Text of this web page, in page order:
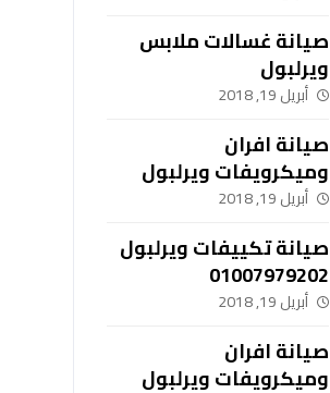
صيانة غسالات ملابس
ويرلبول
أبريل 19, 2018
صيانة افران
وميكرويفات ويرلبول
01007979202
أبريل 19, 2018
صيانة تكييفات ويرلبول
01007979202
أبريل 19, 2018
صيانة افران
وميكرويفات ويرلبول